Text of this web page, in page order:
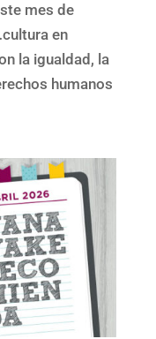
mes de
en
la igualdad, la
humanos